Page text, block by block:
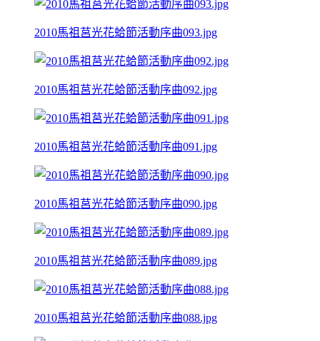
2010馬祖莒光花蛤節活動序曲093.jpg
2010馬祖莒光花蛤節活動序曲092.jpg
2010馬祖莒光花蛤節活動序曲091.jpg
2010馬祖莒光花蛤節活動序曲090.jpg
2010馬祖莒光花蛤節活動序曲089.jpg
2010馬祖莒光花蛤節活動序曲088.jpg